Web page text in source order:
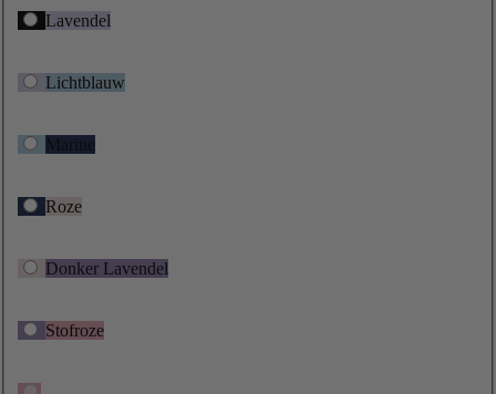
Lavendel
Lichtblauw
Marine
Roze
Donker Lavendel
Stofroze